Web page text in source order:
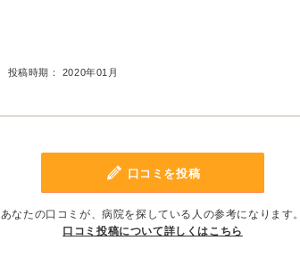
投稿時期： 2020年01月
口コミを投稿
あなたの口コミが、病院を探している人の参考になります。
口コミ投稿について詳しくはこちら